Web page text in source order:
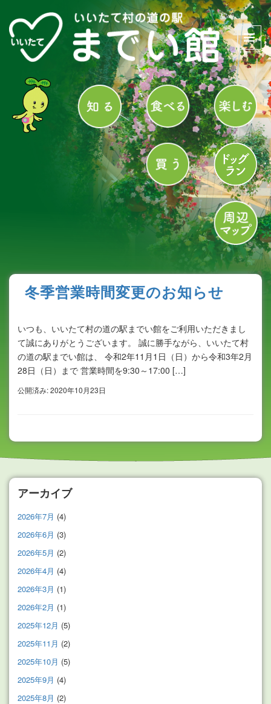
冬季営業時間変更のお知らせ
いつも、いいたて村の道の駅までい館をご利用いただきまし
て誠にありがとうございます。 誠に勝手ながら、いいたて村
の道の駅までい館は、 令和2年11月1日（日）から令和3年2月
28日（日）まで 営業時間を9:30～17:00 […]
公開済み: 2020年10月23日
アーカイブ
2026年7月 (4)
2026年6月 (3)
2026年5月 (2)
2026年4月 (4)
2026年3月 (1)
2026年2月 (1)
2025年12月 (5)
2025年11月 (2)
2025年10月 (5)
2025年9月 (4)
2025年8月 (2)